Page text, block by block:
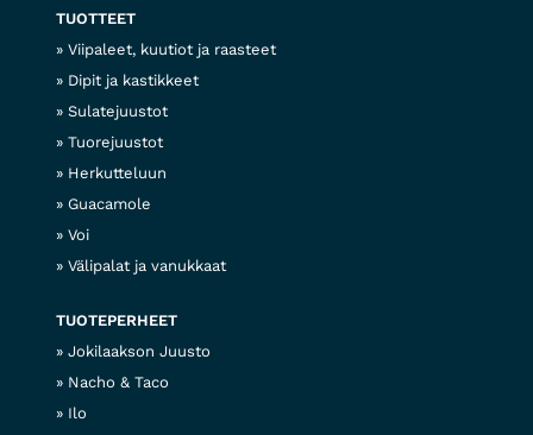
TUOTTEET
Viipaleet, kuutiot ja raasteet
Dipit ja kastikkeet
Sulatejuustot
Tuorejuustot
Herkutteluun
Guacamole
Voi
Välipalat ja vanukkaat
TUOTEPERHEET
Jokilaakson Juusto
Nacho & Taco
Ilo